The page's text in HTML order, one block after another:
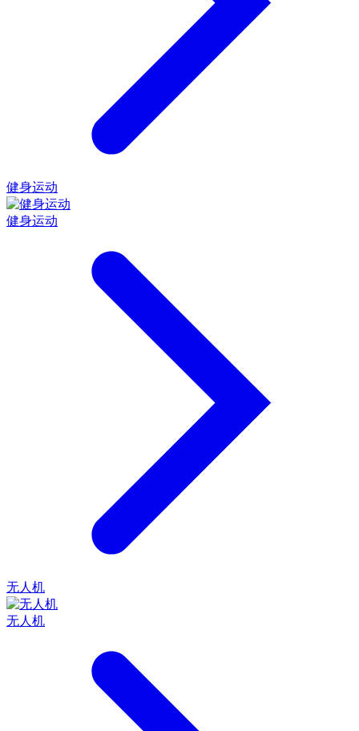
健身运动
健身运动
无人机
无人机